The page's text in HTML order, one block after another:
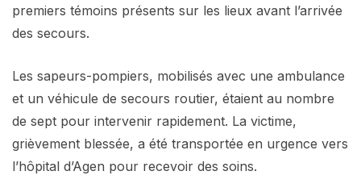
premiers témoins présents sur les lieux avant l’arrivée
des secours.
Les sapeurs-pompiers, mobilisés avec une ambulance
et un véhicule de secours routier, étaient au nombre
de sept pour intervenir rapidement. La victime,
grièvement blessée, a été transportée en urgence vers
l’hôpital d’Agen pour recevoir des soins.